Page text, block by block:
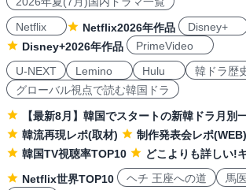
Netflix
Netflix2026年作品
Disney+
Disney+2026年作品
PrimeVideo
U-NEXT
Lemino Hulu
韓ドラ歴
グローバル視点で読む韓国ドラ
【最新8月】韓国でスタートの新韓ドラ月別
韓流再現レポ(取材)
制作発表会レポ(WEB)
韓国TV視聴率TOP10
どこよりも詳しい!
Netflix世界TOP10
ヘチ 王座への道 馬医